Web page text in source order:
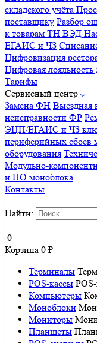
складского учёта
поставщику Разбор
к товарам ТН ВЭД
ЕГАИС и ЧЗ
Цифровизация
Цифровая лояльность
Тарифы
Сервисный центр
Замена ФН Выездная
неисправности ФР
ЭЦП/ЕГАИС и ЧЗ
периферийных сбоев
оборудования
Модульно-
и ПО моноблока
Контакты
Найти:
0
Корзина 0 ₽
Терминалы
POS-кассы
Компьютеры
Моноблоки
Мониторы
Планшеты